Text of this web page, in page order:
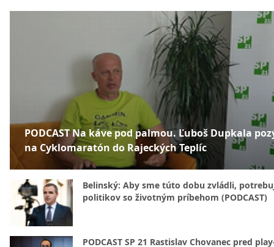
PODCAST Na káve pod palmou. Ľuboš Dupkala
na Cyklomaratón do Rajeckých Teplíc
Belinský: Aby sme túto dobu zvládli,
politikov so životným príbehom (PODCAST)
PODCAST SP 21 Rastislav Chovanec pred